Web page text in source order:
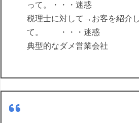
って。・・・迷惑
税理士に対して→お客を紹介
て。 ・・・迷惑
典型的なダメ営業会社